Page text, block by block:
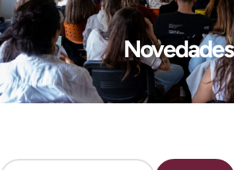
Novedades